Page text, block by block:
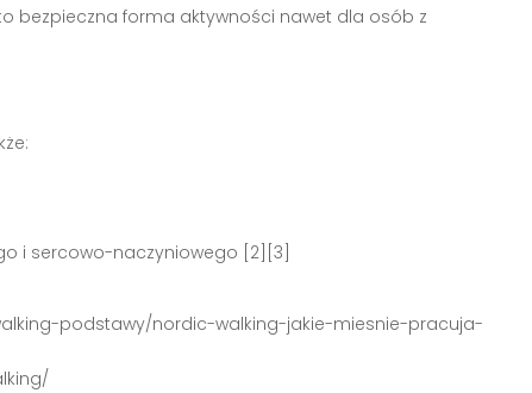
bezpieczna forma aktywności nawet dla osób z
i sercowo-naczyniowego [2][3]
podstawy/nordic-walking-jakie-miesnie-pracuja-